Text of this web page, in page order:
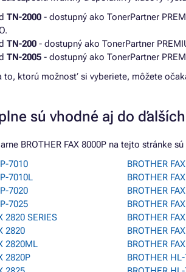
TN-2000 - dostupný ako TonerPartner
TN-200 - dostupný ako TonerPartner
TN-2005 - dostupný ako TonerPartner
to, ktorú možnosť si vyberiete, môžete
sú vhodné aj do
BROTHER FAX 8000P na tejto stránke
7010
7010L
7020
7025
2820 SERIES
2820
2820ML
2820P
BROTHER
BROTHER
BROTHER
BROTHER
BROTHER
BROTHER
BROTHER
BROTHER